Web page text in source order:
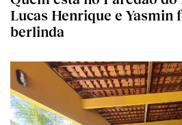
Lucas Henrique e Yasmin
berlinda